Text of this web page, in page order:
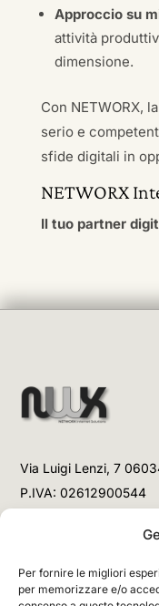
Per fornire le migliori
per memorizzare e/o
Approccio su
attività
dimensione.
Con NETWORX,
serio e
sfide digitali in
NETWORX
Il tuo partner
Via Luigi Lenzi, 7
P.IVA: 02612900544
+39 3477853708